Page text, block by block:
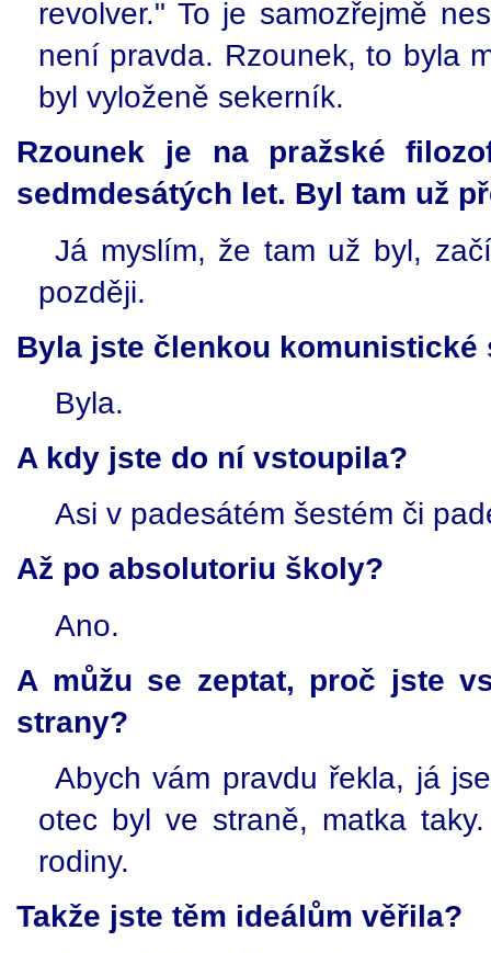
revolver." To je samozřejmě
není pravda. Rzounek, to byla
byl vyloženě sekerník.
Rzounek je na pražské
sedmdesátých let. Byl tam už
Já myslím, že tam už byl,
později.
Byla jste členkou komunistické
Byla.
A kdy jste do ní vstoupila?
Asi v padesátém šestém či
Až po absolutoriu školy?
Ano.
A můžu se zeptat, proč jste
strany?
Abych vám pravdu řekla, já
otec byl ve straně, matka
rodiny.
Takže jste těm ideálům věřila?